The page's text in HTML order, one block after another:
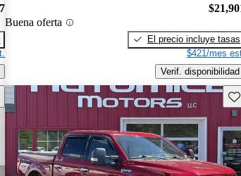
Buena oferta
El precio incluye tasas
$421/mes
Verif. disponibilidad
este Aviso